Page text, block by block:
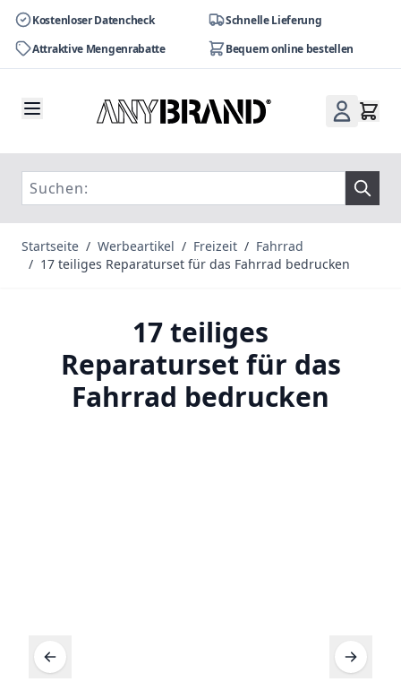
Kostenloser Datencheck
Schnelle Lieferung
Attraktive Mengenrabatte
Bequem online bestellen
Startseite / Werbeartikel / Freizeit / Fahrrad
/ 17 teiliges Reparaturset für das Fahrrad bedrucken
17 teiliges
Reparaturset für das
Fahrrad bedrucken